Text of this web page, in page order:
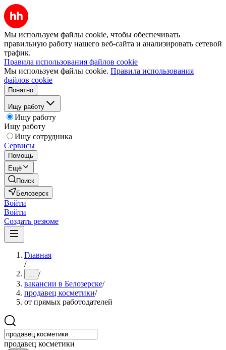
Мы используем файлы cookie, чтобы обеспечивать
правильную работу нашего веб-сайта и анализировать сетевой
трафик.
Правила использования файлов cookie
Мы используем файлы cookie. Правила использования
файлов cookie
Понятно
Ищу работу
Ищу работу
Ищу работу
Ищу сотрудника
Сервисы
Помощь
Ещё
Поиск
Белозерск
Войти
Войти
Создать резюме
Главная
/
... /
вакансии в Белозерске/
продавец косметики/
от прямых работодателей
продавец косметики